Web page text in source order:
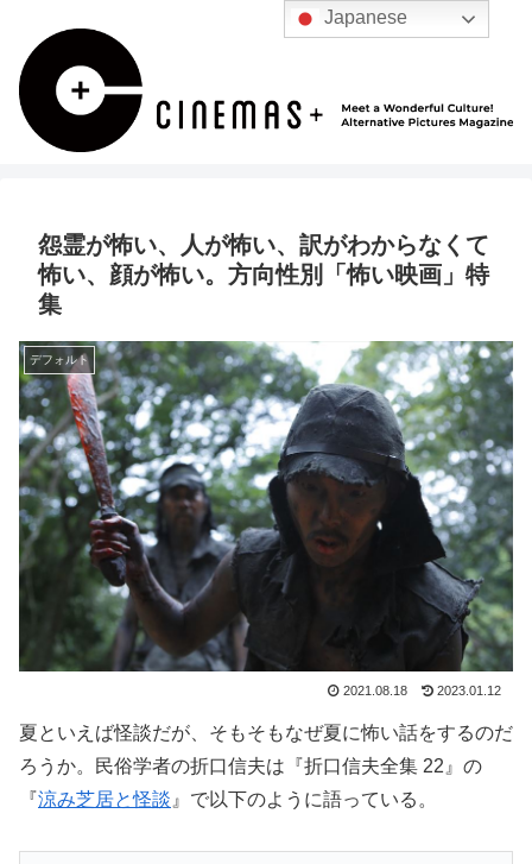
怨霊が怖い、人が怖い、訳がわからなくて
怖い、顔が怖い。方向性別「怖い映画」特
集
デフォルト
2021.08.18 2023.01.12
夏といえば怪談だが、そもそもなぜ夏に怖い話をするのだ
ろうか。民俗学者の折口信夫は『折口信夫全集 22』の
『涼み芝居と怪談 』で以下のように語っている。
Japanese